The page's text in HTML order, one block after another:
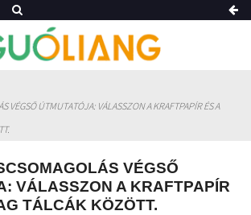
VÉGSŐ ÚTMUTATÓJA: VÁLASSZON A KRAFTPAPÍR ÉS A
VÉGSŐ
VÁLASSZON A KRAFTPAPÍR
TÁLCÁK KÖZÖTT.